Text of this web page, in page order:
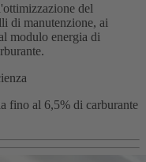
del
di manutenzione, ai
modulo energia di
fino al 6,5% di carburante